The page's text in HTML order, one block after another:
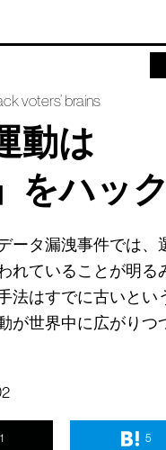
voters’ brains
動は
をハッ
ータ漏洩事件では、
れていることが明る
法はすでに古いとい
世界中に広がりつ
5